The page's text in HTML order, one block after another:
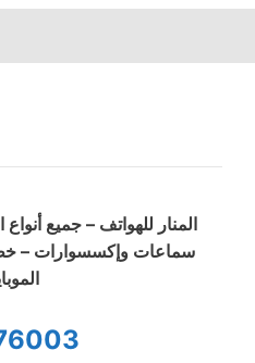
المنار للهواتف – جميع
سماعات وإكسسوارات –